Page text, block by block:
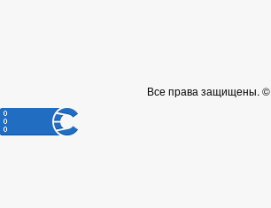
Все права защищены. ©